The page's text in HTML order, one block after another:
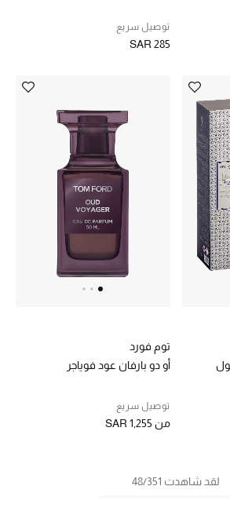
توصيل سريع
SAR 285
توم فورد
أو دو بارفان عود فوياجر
توصيل سريع
من SAR 1,255
لقد شاهدت 48/351